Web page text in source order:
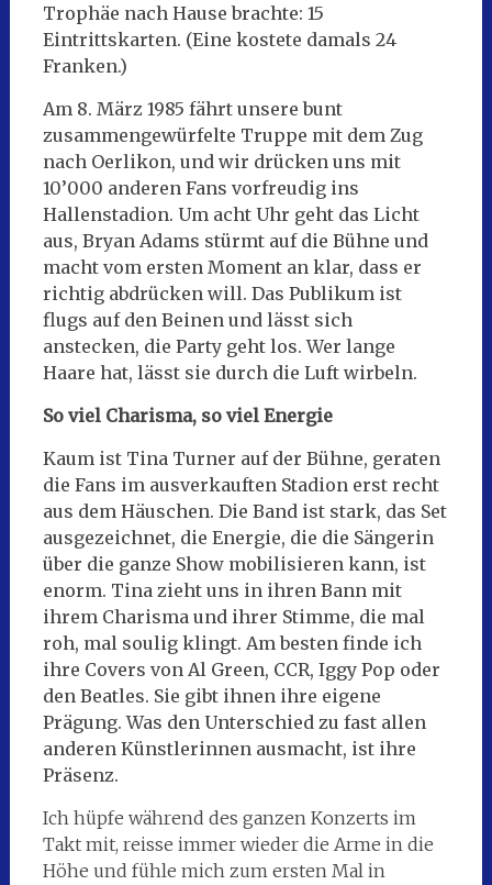
Trophäe nach Hause brachte: 15
Eintrittskarten. (Eine kostete damals 24
Franken.)
Am 8. März 1985 fährt unsere bunt
zusammengewürfelte Truppe mit dem Zug
nach Oerlikon, und wir drücken uns mit
10’000 anderen Fans vorfreudig ins
Hallenstadion. Um acht Uhr geht das Licht
aus, Bryan Adams stürmt auf die Bühne und
macht vom ersten Moment an klar, dass er
richtig abdrücken will. Das Publikum ist
flugs auf den Beinen und lässt sich
anstecken, die Party geht los. Wer lange
Haare hat, lässt sie durch die Luft wirbeln.
So viel Charisma, so viel Energie
Kaum ist Tina Turner auf der Bühne, geraten
die Fans im ausverkauften Stadion erst recht
aus dem Häuschen. Die Band ist stark, das Set
ausgezeichnet, die Energie, die die Sängerin
über die ganze Show mobilisieren kann, ist
enorm. Tina zieht uns in ihren Bann mit
ihrem Charisma und ihrer Stimme, die mal
roh, mal soulig klingt. Am besten finde ich
ihre Covers von Al Green, CCR, Iggy Pop oder
den Beatles. Sie gibt ihnen ihre eigene
Prägung. Was den Unterschied zu fast allen
anderen Künstlerinnen ausmacht, ist ihre
Präsenz.
Ich hüpfe während des ganzen Konzerts im
Takt mit, reisse immer wieder die Arme in die
Höhe und fühle mich zum ersten Mal in